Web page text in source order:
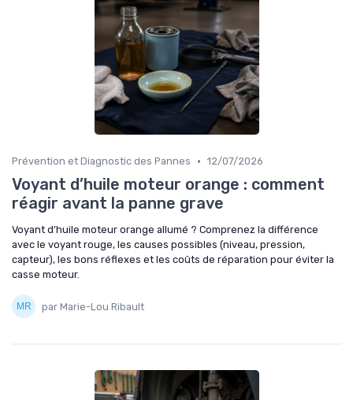
Prévention et Diagnostic des Pannes • 12/07/2026
Voyant d’huile moteur orange : comment
réagir avant la panne grave
Voyant d’huile moteur orange allumé ? Comprenez la différence
avec le voyant rouge, les causes possibles (niveau, pression,
capteur), les bons réflexes et les coûts de réparation pour éviter la
casse moteur.
par Marie-Lou Ribault